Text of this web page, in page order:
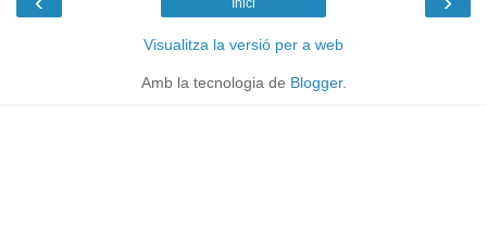
Inici
Visualitza la versió per a web
Amb la tecnologia de Blogger.